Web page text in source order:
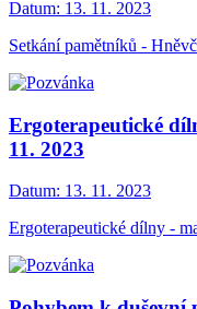
Datum: 13. 11. 2023
Setkání pamětníků -
Ergoterapeutické
11. 2023
Datum: 13. 11. 2023
Ergoterapeutické dílny -